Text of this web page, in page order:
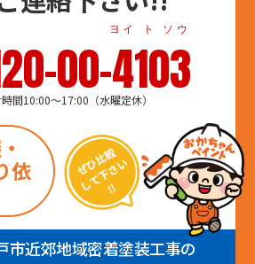
00-4103
ヨイ ト ソウ
間10:00～17:00（水曜定休）
依
市近郊地域密着塗装工事の